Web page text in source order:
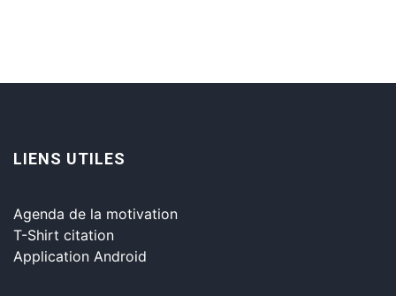
LIENS UTILES
Agenda de la motivation
T-Shirt citation
Application Android